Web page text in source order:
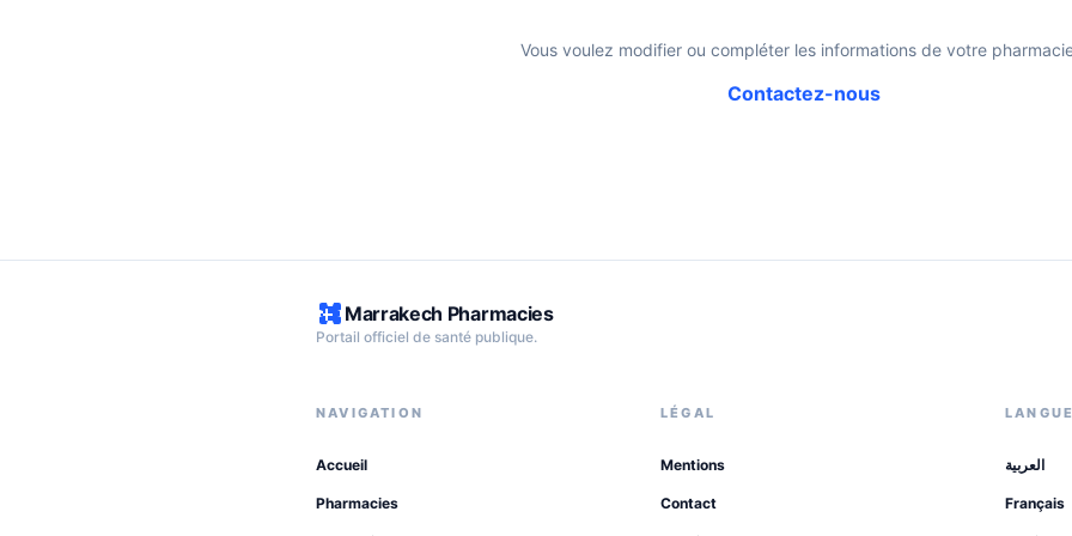
Vous voulez modifier ou compléter les informations de votre
Contactez-nous
Marrakech Pharmacies
Portail officiel de santé publique.
NAVIGATION
Accueil
Pharmacies
LÉGAL
Mentions
Contact
العربية
Français